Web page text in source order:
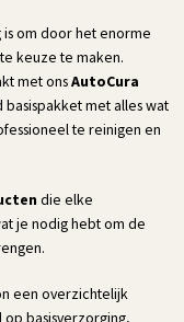
om door het enorme
keuze te maken.
met onsAutoCura
met alles wat
te reinigen en
die elke
je nodig hebt om de
een overzichtelijk
basisverzorging,